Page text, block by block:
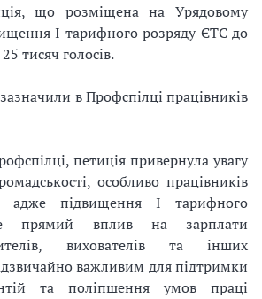
що розміщена на Урядовому
І тарифного розряду ЄТС до
тисяч голосів.
в Профспілці працівників
петиція привернула увагу
особливо працівників
адже підвищення І тарифного
прямий вплив на зарплати
вихователів та інших
важливим для підтримки
та поліпшення умов праці